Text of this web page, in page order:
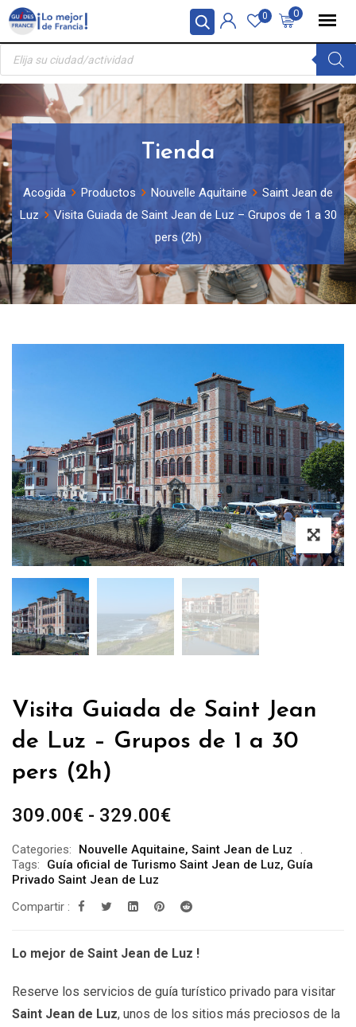
Panel de gestión de cookies
Skip
content
0
0
Búsqueda
productos
Tienda
Acogida Productos Nouvelle Aquitaine
Saint Jean de
Luz
Visita Guiada de Saint Jean de Luz – Grupos de 1 a 30
pers (2h)
Visita Guiada de Saint Jean
de Luz – Grupos de 1 a 30
pers (2h)
309.00€ - 329.00€Rango
precios:
309.00€
329.00€
Categories: Nouvelle Aquitaine, Saint Jean de Luz
Tags:
Guía oficial de Turismo Saint Jean de Luz, Guía
Privado Saint Jean de Luz
Compartir :
Lo mejor de Saint Jean de Luz !
Reserve los servicios de guía turístico privado para visitar
Saint Jean de Luz, unos de los sitios más preciosos de la